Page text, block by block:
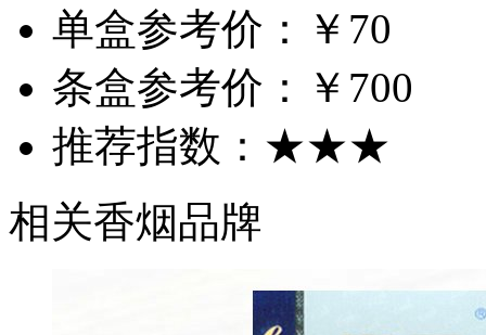
单盒参考价：
￥70
条盒参考价：
￥700
推荐指数： ★★★
相关香烟品牌